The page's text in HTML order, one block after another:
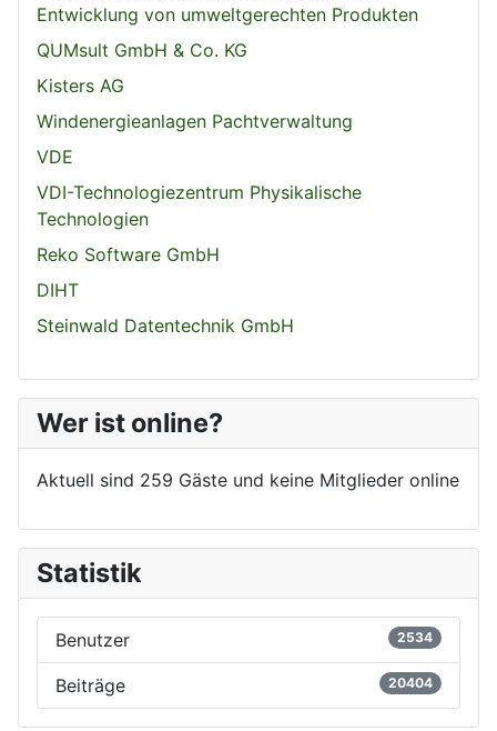
Entwicklung von umweltgerechten Produkten
QUMsult GmbH & Co. KG
Kisters AG
Windenergieanlagen Pachtverwaltung
VDE
VDI-Technologiezentrum Physikalische
Technologien
Reko Software GmbH
DIHT
Steinwald Datentechnik GmbH
Wer ist online?
Aktuell sind 259 Gäste und keine Mitglieder online
Statistik
Benutzer 2534
Beiträge 20404